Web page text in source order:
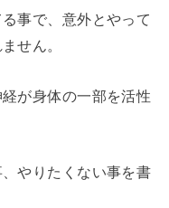
事で、意外とやって
せん。
が身体の一部を活性
やりたくない事を書